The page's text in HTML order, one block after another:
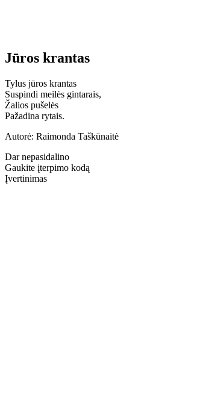
Jūros krantas
Tylus jūros krantas
Suspindi meilės gintarais,
Žalios pušelės
Pažadina rytais.
Autorė: Raimonda Taškūnaitė
Dar nepasidalino
Gaukite įterpimo kodą
Įvertinimas